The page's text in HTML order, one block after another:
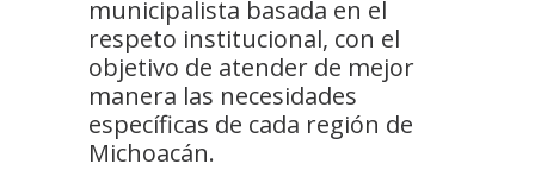
municipalista basada en el
respeto institucional, con el
objetivo de atender de mejor
manera las necesidades
específicas de cada región de
Michoacán.